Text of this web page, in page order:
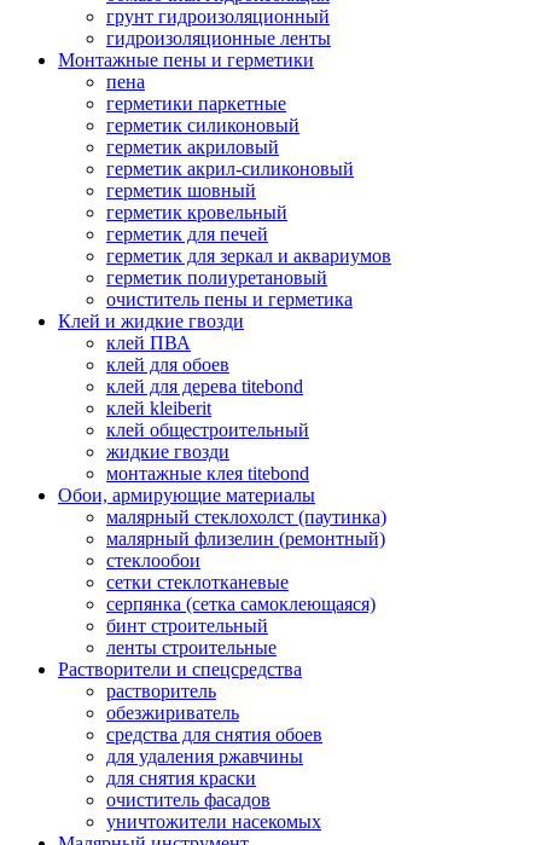
грунт гидроизоляционный
гидроизоляционные ленты
Монтажные пены и герметики
пена
герметики паркетные
герметик силиконовый
герметик акриловый
герметик акрил-силиконовый
герметик шовный
герметик кровельный
герметик для печей
герметик для зеркал и аквариумов
герметик полиуретановый
очиститель пены и герметика
Клей и жидкие гвозди
клей ПВА
клей для обоев
клей для дерева titebond
клей kleiberit
клей общестроительный
жидкие гвозди
монтажные клея titebond
Обои, армирующие материалы
малярный стеклохолст (паутинка)
малярный флизелин (ремонтный)
стеклообои
сетки стеклотканевые
серпянка (сетка самоклеющаяся)
бинт строительный
ленты строительные
Растворители и спецсредства
растворитель
обезжириватель
средства для снятия обоев
для удаления ржавчины
для снятия краски
очиститель фасадов
уничтожители насекомых